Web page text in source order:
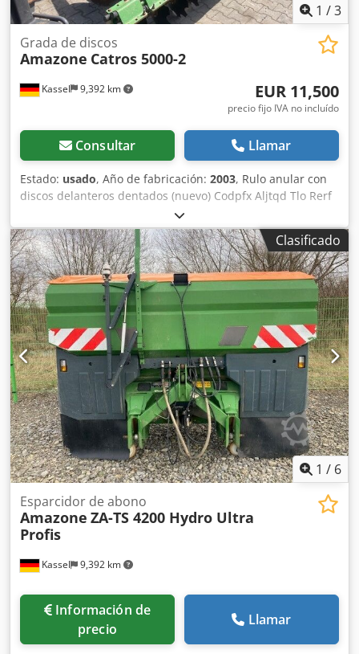
1 /3
Kassel 9,392 km
Grada de discos
Amazone Catros 5000-2
EUR 11,500
precio fijo IVA no incluído
Consultar Llamar
Estado: usado, Año de fabricación: 2003, Rulo anular con
discos delanteros dentados (nuevo) Codpfx Aljtqd Tlo Rerf
Clasificado
1 / 6
Kassel 9,392 km
Esparcidor de abono
Amazone ZA-TS 4200 Hydro Ultra
Profis
Información de
precio
Llamar